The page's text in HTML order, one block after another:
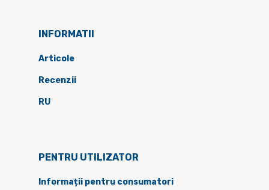
INFORMATII
Articole
Recenzii
RU
PENTRU UTILIZATOR
Informații pentru consumatori